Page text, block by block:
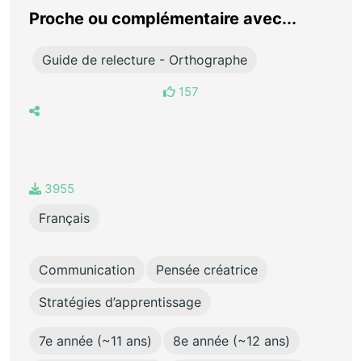
Proche ou complémentaire avec...
Guide de relecture - Orthographe
157
3955
Français
Communication
Pensée créatrice
Stratégies d’apprentissage
7e année (~11 ans)
8e année (~12 ans)